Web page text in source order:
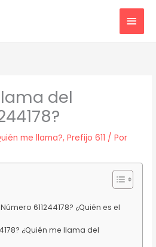
del
me llama?,Prefijo 611 / Por
611244178? ¿Quién es el
¿Quién me llama del